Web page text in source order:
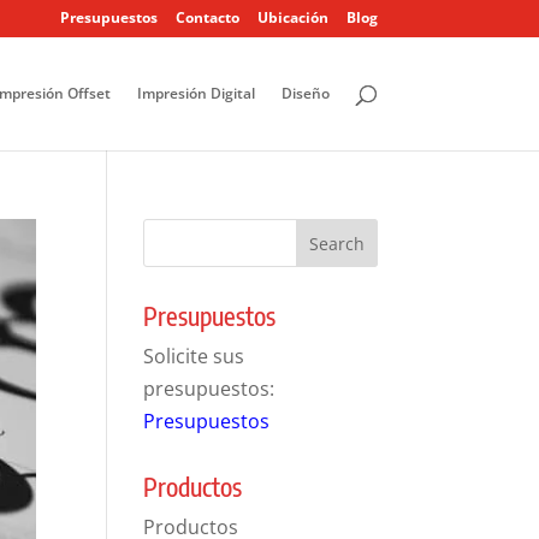
Presupuestos Contacto Ubicación Blog
Offset Impresión Digital Diseño
Presupuestos
Solicite sus
presupuestos:
Presupuestos
Productos
Productos